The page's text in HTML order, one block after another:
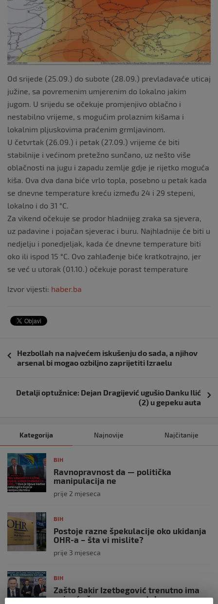
k
Od srijede (25.09.) do subote (28.09.) prevladavaće uticaj
južine, sa povremenim umjerenim do lokalno jakim
jugom. U srijedu se očekuje promjenjivo oblačno i
nestabilno vrijeme, s mogućim prolaznim kišama i
lokalnim pljuskovima praćenim grmljavinom.
U četvrtak (26.09.) i petak (27.09.) vrijeme će biti
stabilnije i većinom pretežno sunčano, uz nešto više
oblačnosti na jugu i zapadu zemlje gdje je rijetko moguća
kiša. Ova dva dana biće vrlo topla, posebno u petak kada
se dnevne temperature kreću između 24 i 29 stepeni,
lokalno i do 31 °C.
Za vikend očekuje se prodor hladnijeg zraka sa sjevera,
uz padavine i pojačan sjeverac i buru. Najhladnije će biti u
nedjelju i ponedjeljak, kada će dnevne temperature biti
oko ili ispod 15 °C. Ovo zahlađenje biće kratkotrajno, jer
se već u utorak (01.10.) očekuje porast temperature
Izvor vijesti: haber.ba
objava
Hezbollah na najvećem iskušenju do sada, a njihov
arsenal bi mogao ozbiljno zaprijetiti Izraelu
Detalji optužnice: Dejan Dragijević ugušio Danku Ilić
(2) u gepeku auta
Kategorija Najnovije Najčitanije
BIH
Ravnopravnost da — politička
manipulacija ne
prije 2 mjeseca
BIH
Postoje razne špekulacije oko ukidanja
OHR-a – šta vi mislite?
prije 3 mjeseca
BIH
Zašto Bakir Izetbegović trenutno ima
najveće šanse za povratak u